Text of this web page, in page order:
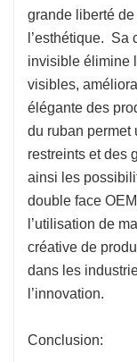
grande liberté
l’esthétique. Sa
invisible élimine
visibles,
élégante des
du ruban permet
restreints et des
ainsi les
double face
l’utilisation de
créative de
dans les
l’innovation.
Conclusion: